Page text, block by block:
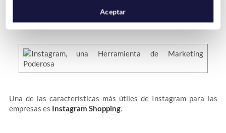
Virtual de tu Negocio
Una de las características más útiles de Instagram para las
empresas es Instagram Shopping.
Aceptar